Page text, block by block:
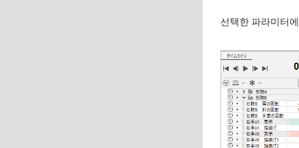
선택한 파라미터